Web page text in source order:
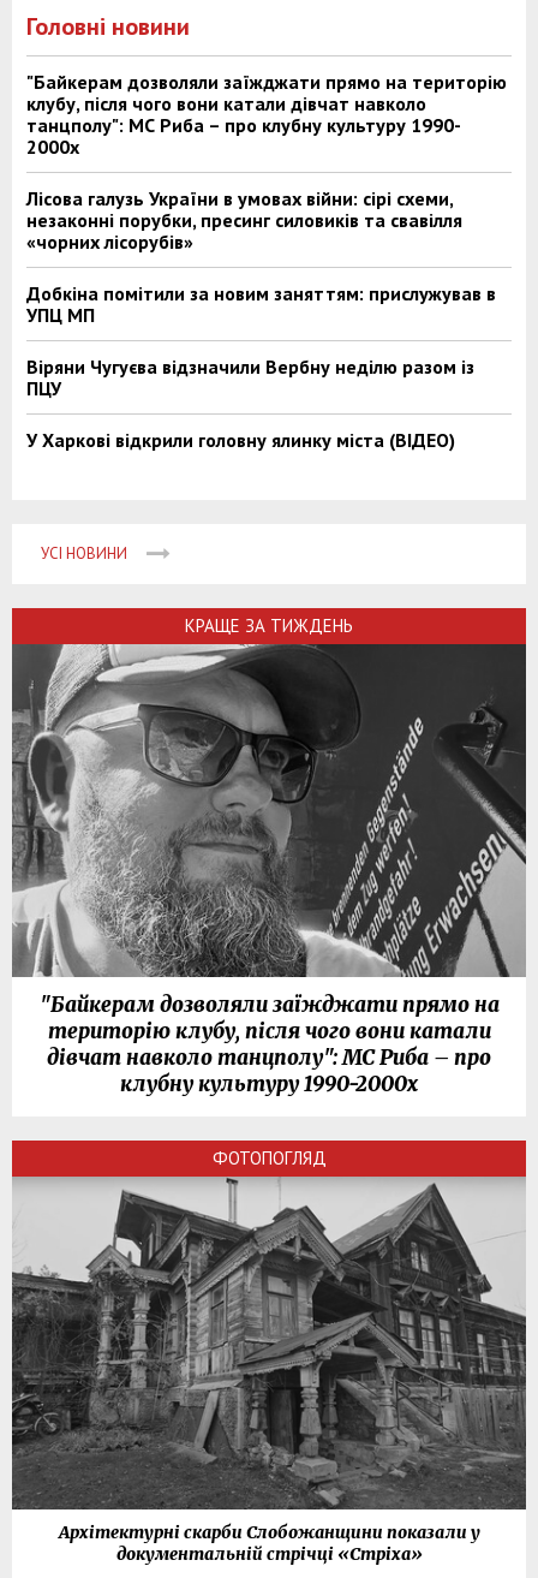
Головні новини
"Байкерам дозволяли заїжджати прямо на територію
клубу, після чого вони катали дівчат навколо
танцполу": МС Риба – про клубну культуру 1990-
2000х
Лісова галузь України в умовах війни: сірі схеми,
незаконні порубки, пресинг силовиків та свавілля
«чорних лісорубів»
Добкіна помітили за новим заняттям: прислужував в
УПЦ МП
Віряни Чугуєва відзначили Вербну неділю разом із
ПЦУ
У Харкові відкрили головну ялинку міста (ВІДЕО)
УСІ НОВИНИ
КРАЩЕ ЗА ТИЖДЕНЬ
"Байкерам дозволяли заїжджати прямо на
територію клубу, після чого вони катали
дівчат навколо танцполу": МС Риба – про
клубну культуру 1990-2000х
ФОТОПОГЛЯД
Архітектурні скарби Слобожанщини показали у
документальній стрічці «Стріха»